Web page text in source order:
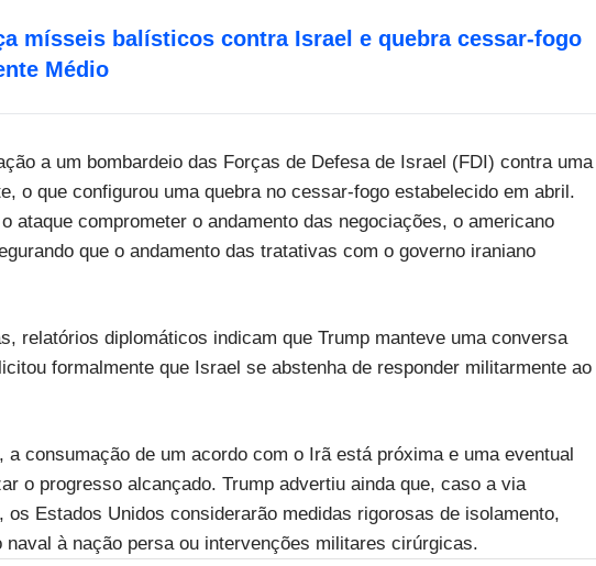
mísseis balísticos contra Israel e quebra cessar-fogo
Médio
a um bombardeio das Forças de Defesa de Israel (FDI) contra uma
o que configurou uma quebra no cessar-fogo estabelecido em abril.
ataque comprometer o andamento das negociações, o americano
que o andamento das tratativas com o governo iraniano
relatórios diplomáticos indicam que Trump manteve uma conversa
formalmente que Israel se abstenha de responder militarmente ao
consumação de um acordo com o Irã está próxima e uma eventual
o progresso alcançado. Trump advertiu ainda que, caso a via
Estados Unidos considerarão medidas rigorosas de isolamento,
naval à nação persa ou intervenções militares cirúrgicas.